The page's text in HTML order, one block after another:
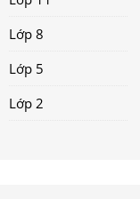
Lớp 8
Lớp 5
Lớp 2